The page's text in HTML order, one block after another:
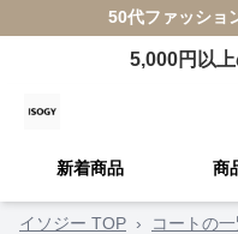
50代ファッショ
5,000円以
新着商品 商
イソジー TOP › コートの